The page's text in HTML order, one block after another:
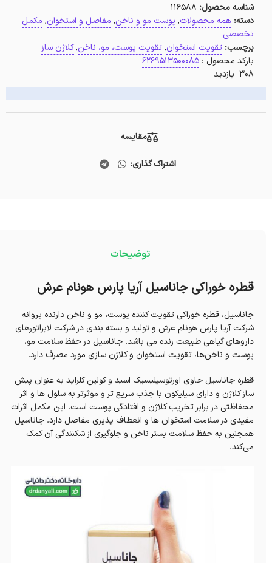
شناسه محصول: 116588
دسته: همه محصولات, پوست مو و ناخن, مفاصل و استخوان, مکمل
تخصصی
برچسب: تقویت استخوان,تقویت پوست، مو، ناخن,کلاژن ساز
بارکد محصول : 6269513500085
308 بازدید
مقایسه
اشتراک گذاری:
توضیحات
قطره خوراکی جاناسیل آریا پارس هونام عرش
جاناسیل، قطره خوراکی تقویت کننده پوست، مو و ناخن دارنده پروانه
شرکت آریا پارس هونام عرش و تولید و بسته بندی در شرکت لابراتورهای
داروهای گیاهی طبیعت زنده می باشد. جاناسیل در حفظ سلامت مو،
پوست و ناخن‌ها، تقویت استخوان و کلاژن سازی مورد مصرف دارد.
قطره جاناسیل حاوی اورتوسیلیسیک اسید و کولین کلراید به عنوان پیش
ساز کلاژن و دارای سیلیکون با جذب سریع تر و موثرتر به سلول ها و اثر
محفاظتی در برابر تخریب کلاژن و افتادگی پوست است. این مکمل اثرات
مفیدی در سلامت استخوان ها و انعطاف پذیری مفاصل دارد. جاناسیل
همچنین به حفظ سلامت بستر ناخن و جلوگیری از شکنندگی آن کمک
می‌کند.